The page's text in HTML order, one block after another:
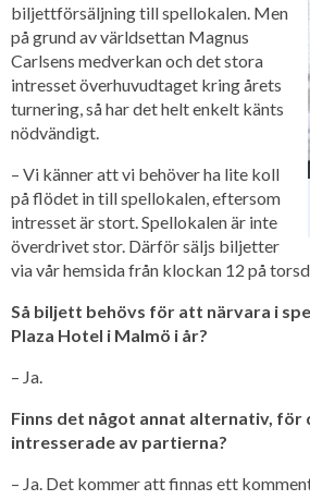
biljettförsäljning till spellokalen. Men
på grund av världsettan Magnus
Carlsens medverkan och det stora
intresset överhuvudtaget kring årets
turnering, så har det helt enkelt känts
nödvändigt.
– Vi känner att vi behöver ha lite koll
på flödet in till spellokalen, eftersom
intresset är stort. Spellokalen är inte
överdrivet stor. Därför säljs biljetter
via vår hemsida från klockan 12 på
Så biljett behövs för att närvara i
Plaza Hotel i Malmö i år?
– Ja.
Finns det något annat alternativ, för
intresserade av partierna?
– Ja. Det kommer att finnas ett